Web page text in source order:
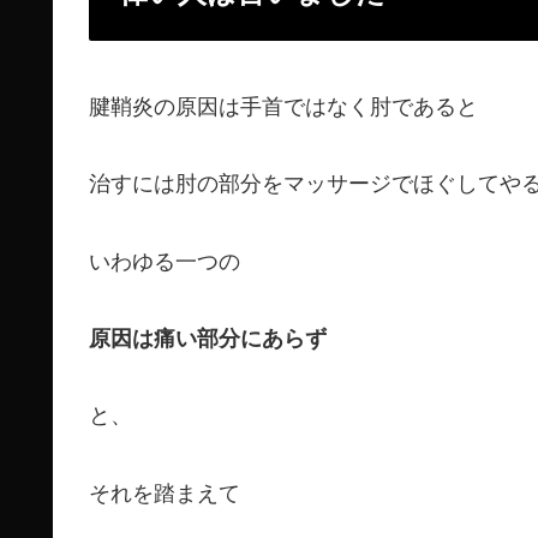
腱鞘炎の原因は手首ではなく肘であると
治すには肘の部分をマッサージでほぐしてや
いわゆる一つの
原因は痛い部分にあらず
と、
それを踏まえて